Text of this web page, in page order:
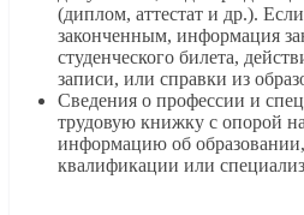
(диплом, аттестат и др.).
законченным, информация
студенческого билета,
записи, или справки из
Сведения о профессии и
трудовую книжку с опорой
информацию об
квалификации или